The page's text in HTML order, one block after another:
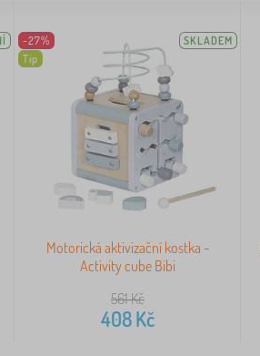
-27%
Tip
SKLADEM
Motorická aktivizační kostka -
Activity cube Bibi
561Kč
408Kč